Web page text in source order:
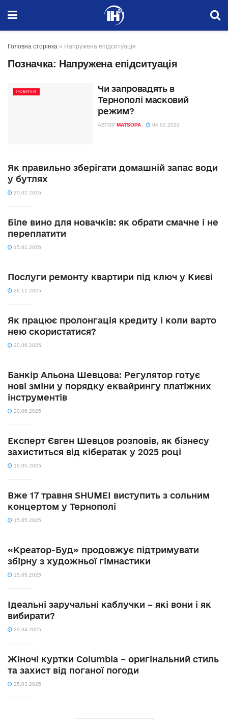
Головна сторінка » Напружена епідситуація
Позначка: Напружена епідситуація
НОВИНИ
Чи запровадять в
Тернополі масковий
режим?
АВТОР MATSOPA 04.02.2020
Як правильно зберігати домашній запас води
у бутлях
20.02.2026
Біле вино для новачків: як обрати смачне і не
переплатити
15.01.2026
Послуги ремонту квартири під ключ у Києві
26.11.2025
Як працює пролонгація кредиту і коли варто
нею скористатися?
20.06.2025
Банкір Альона Шевцова: Регулятор готує
нові зміни у порядку еквайрингу платіжних
інструментів
20.06.2025
Експерт Євген Шевцов розповів, як бізнесу
захиститься від кібератак у 2025 році
19.05.2025
Вже 17 травня SHUMEI виступить з сольним
концертом у Тернополі
15.05.2025
«Креатор-Буд» продовжує підтримувати
збірну з художньої гімнастики
15.05.2025
Ідеальні заручальні каблучки – які вони і як
вибирати?
29.04.2025
Жіночі куртки Columbia – оригінальний стиль
та захист від поганої погоди
25.03.2025